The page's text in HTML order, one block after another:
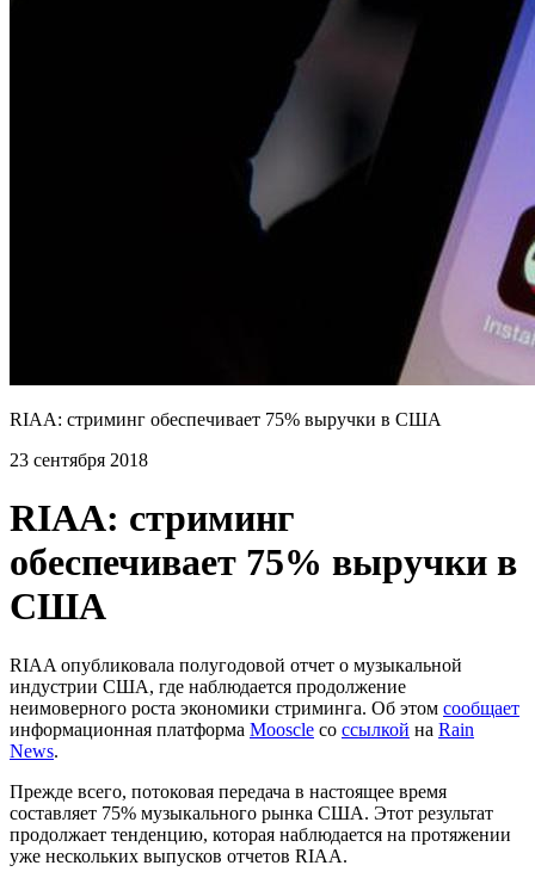
RIAA: стриминг обеспечивает 75% выручки в США
23 сентября 2018
RIAA: стриминг
обеспечивает 75% выручки в
США
RIAA опубликовала полугодовой отчет о музыкальной
индустрии США, где наблюдается продолжение
неимоверного роста экономики стриминга. Об этом сообщает
информационная платформа Mooscle со ссылкой на Rain
News.
Прежде всего, потоковая передача в настоящее время
составляет 75% музыкального рынка США. Этот результат
продолжает тенденцию, которая наблюдается на протяжении
уже нескольких выпусков отчетов RIAA.